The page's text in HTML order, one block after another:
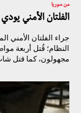
من سوريا
الفلتان الأمني
جراء الفلتان
النظام؛ قُتل أربعة
مجهولون، كما قتل